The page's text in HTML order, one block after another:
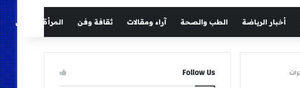
أخبار الرياضة الطب والصحة آراء ومقالات ثقافة وفن المرأة والطفل
Follow Us